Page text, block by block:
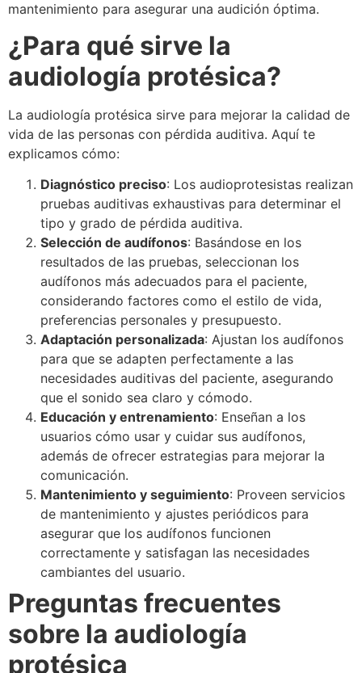
mantenimiento para asegurar una audición óptima.
¿Para qué sirve la
audiología protésica?
La audiología protésica sirve para mejorar la calidad de
vida de las personas con pérdida auditiva. Aquí te
explicamos cómo:
Diagnóstico preciso: Los audioprotesistas realizan
pruebas auditivas exhaustivas para determinar el
tipo y grado de pérdida auditiva.
Selección de audífonos: Basándose en los
resultados de las pruebas, seleccionan los
audífonos más adecuados para el paciente,
considerando factores como el estilo de vida,
preferencias personales y presupuesto.
Adaptación personalizada: Ajustan los audífonos
para que se adapten perfectamente a las
necesidades auditivas del paciente, asegurando
que el sonido sea claro y cómodo.
Educación y entrenamiento: Enseñan a los
usuarios cómo usar y cuidar sus audífonos,
además de ofrecer estrategias para mejorar la
comunicación.
Mantenimiento y seguimiento: Proveen servicios
de mantenimiento y ajustes periódicos para
asegurar que los audífonos funcionen
correctamente y satisfagan las necesidades
cambiantes del usuario.
Preguntas frecuentes
sobre la audiología
protésica